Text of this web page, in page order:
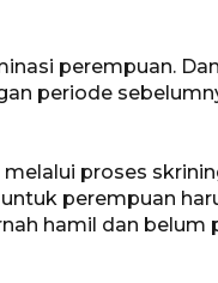
perempuan.
periode
proses
perempuan
hamil dan belum